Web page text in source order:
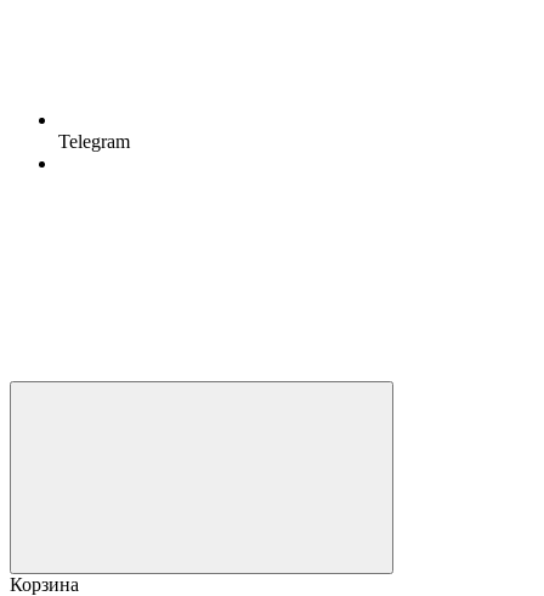
Telegram
Корзина